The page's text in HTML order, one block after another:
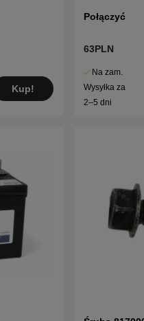
Kup!
Połączyć
63PLN
Na zam.
Wysyłka za
2–5 dni